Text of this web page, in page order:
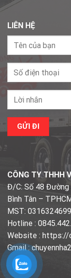
LIÊN HỆ
CÔNG TY THHH
Đ/C: Số 48 Đường
Bình Tân –
MST: 0316324699
Hotline :
Website : https://
Gmail :